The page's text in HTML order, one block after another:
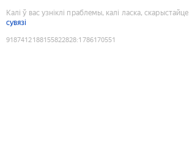
Калі ў вас узніклі праблемы, калі ласка, скарыстайце
сувязі
9187412188155822828:1786170551